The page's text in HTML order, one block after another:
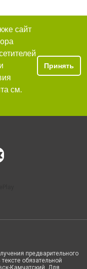
сайт
см.
Принять
предварительного
обязательной
Камчатский. Для